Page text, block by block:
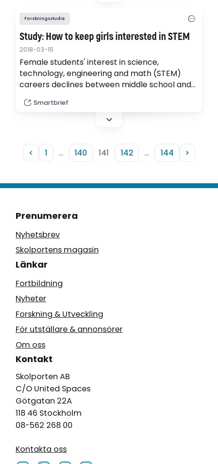
Forskningsstudie
Study: How to keep girls interested in STEM
2018-03-15
Female students' interest in science,
technology, engineering and math (STEM)
careers declines between middle school and
changes at school and at home can have a
profound impact on how girls perceive STEM
academically…
Smartbrief
< 1 … 140 141 142 … 144 >
Prenumerera
Nyhetsbrev
Skolportens magasin
Länkar
Fortbildning
Nyheter
Forskning & Utveckling
För utställare & annonsörer
Om oss
Kontakt
Skolporten AB
C/O United Spaces
Götgatan 22A
118 46 Stockholm
08-562 268 00
Kontakta oss